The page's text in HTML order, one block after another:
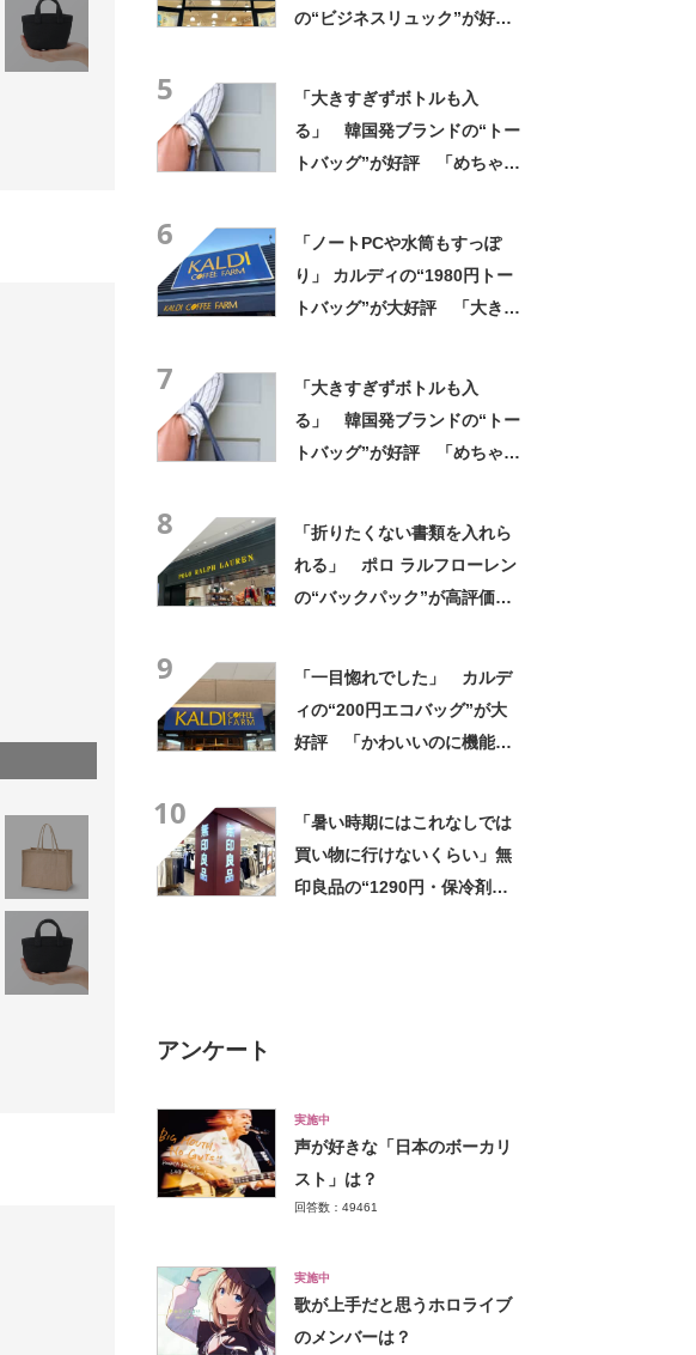
の“ビジネスリュック”が好
5
「大きすぎずボトルも入
る」 韓国発ブランドの“トー
トバッグ”が好評 「めちゃく
6
「ノートPCや水筒もすっぽ
り」 カルディの“1980円トー
トバッグ”が大好評 「大きさ
7
「大きすぎずボトルも入
る」 韓国発ブランドの“トー
トバッグ”が好評 「めちゃく
8
「折りたくない書類を入れら
れる」 ポロ ラルフローレン
の“バックパック”が高評価
9
「一目惚れでした」 カルデ
ィの“200円エコバッグ”が大
好評 「かわいいのに機能
10
「暑い時期にはこれなしでは
買い物に行けないくらい」無
印良品の“1290円・保冷剤ポ
アンケート
実施中
声が好きな「日本のボーカリ
スト」は？
回答数：49461
実施中
歌が上手だと思うホロライブ
のメンバーは？